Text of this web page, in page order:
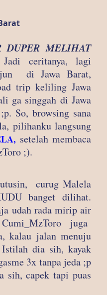
DUPER MELIHAT
Jadi ceritanya, lagi
di Jawa Barat,
trip keliling Jawa
ga singgah di Jawa
So, browsing sana
pilihanku langsung
setelah membaca
;).
curug Malela
banget dilihat.
udah rada mirip air
juga
kalau jalan menuju
dia sih, kayak
3x tanpa jeda ;p
sih, capek tapi puas